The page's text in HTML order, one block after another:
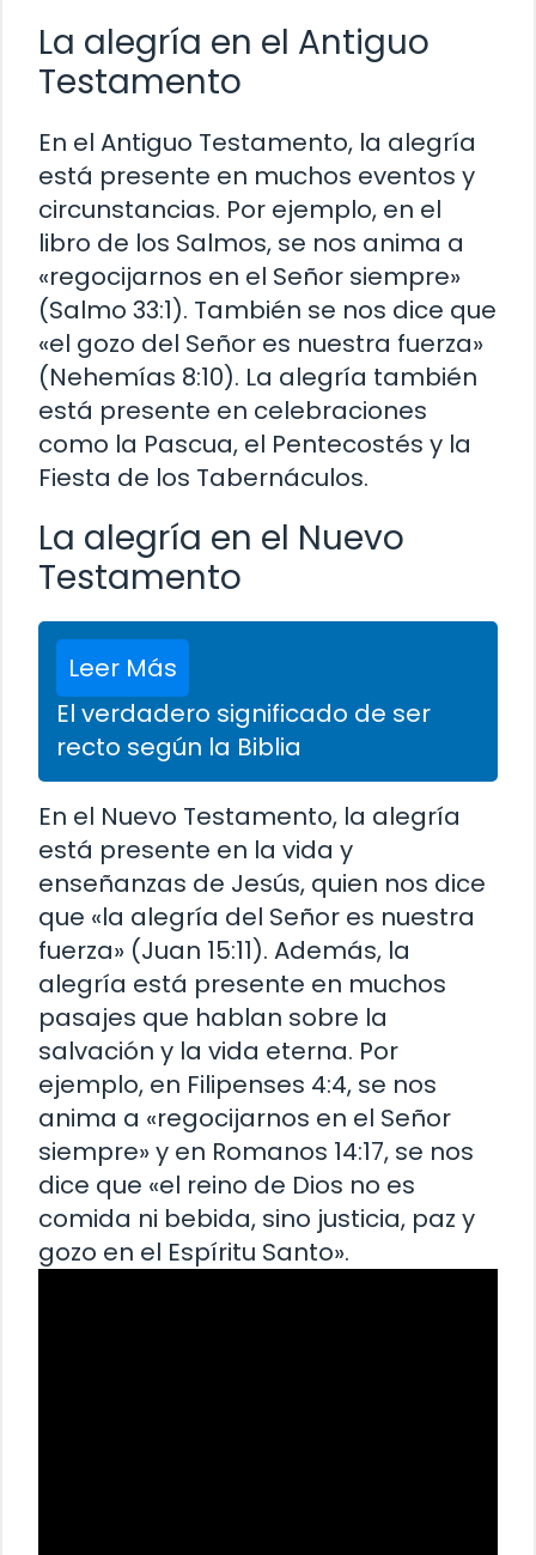
La alegría en el Antiguo
Testamento
En el Antiguo Testamento, la alegría
está presente en muchos eventos y
circunstancias. Por ejemplo, en el
libro de los Salmos, se nos anima a
«regocijarnos en el Señor siempre»
(Salmo 33:1). También se nos dice que
«el gozo del Señor es nuestra fuerza»
(Nehemías 8:10). La alegría también
está presente en celebraciones
como la Pascua, el Pentecostés y la
Fiesta de los Tabernáculos.
La alegría en el Nuevo
Testamento
Leer Más
El verdadero significado de ser
recto según la Biblia
En el Nuevo Testamento, la alegría
está presente en la vida y
enseñanzas de Jesús, quien nos dice
que «la alegría del Señor es nuestra
fuerza» (Juan 15:11). Además, la
alegría está presente en muchos
pasajes que hablan sobre la
salvación y la vida eterna. Por
ejemplo, en Filipenses 4:4, se nos
anima a «regocijarnos en el Señor
siempre» y en Romanos 14:17, se nos
dice que «el reino de Dios no es
comida ni bebida, sino justicia, paz y
gozo en el Espíritu Santo».